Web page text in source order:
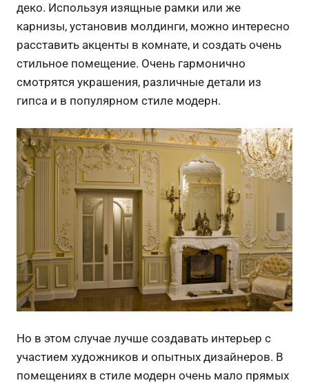
деко. Используя изящные рамки или же
карнизы, установив молдинги, можно интересно
расставить акценты в комнате, и создать очень
стильное помещение. Очень гармонично
смотрятся украшения, различные детали из
гипса и в популярном стиле модерн.
Но в этом случае лучше создавать интерьер с
участием художников и опытных дизайнеров. В
помещениях в стиле модерн очень мало прямых